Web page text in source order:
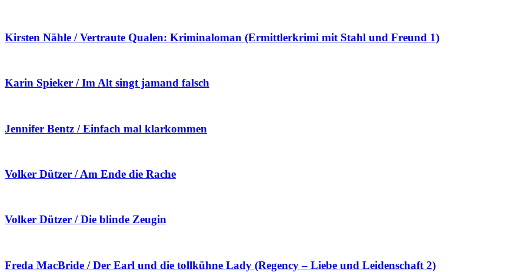
Kirsten Nähle / Vertraute Qualen: Kriminaloman (Ermittlerkrimi mit Stahl und Freund 1)
Karin Spieker / Im Alt singt jamand falsch
Jennifer Bentz / Einfach mal klarkommen
Volker Dützer / Am Ende die Rache
Volker Dützer / Die blinde Zeugin
Freda MacBride / Der Earl und die tollkühne Lady (Regency – Liebe und Leidenschaft 2)